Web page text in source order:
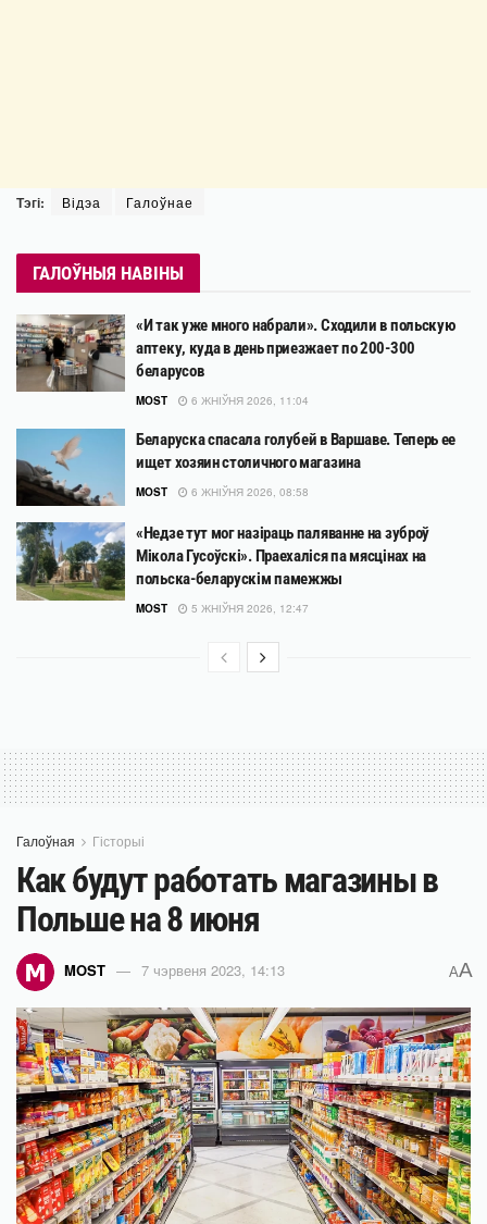
Тэгі: Відэа Галоўнае
ГАЛОЎНЫЯ НАВІНЫ
«И так уже много набрали». Сходили в польскую
аптеку, куда в день приезжает по 200-300
беларусов
MOST 6 ЖНІЎНЯ 2026, 11:04
Беларуска спасала голубей в Варшаве. Теперь ее
ищет хозяин столичного магазина
MOST 6 ЖНІЎНЯ 2026, 08:58
«Недзе тут мог назіраць паляванне на зуброў
Мікола Гусоўскі». Праехаліся па мясцінах на
польска-беларускім памежжы
MOST 5 ЖНІЎНЯ 2026, 12:47
Галоўная Гісторыі
Как будут работать магазины в
Польше на 8 июня
MOST 7 чэрвеня 2023, 14:13 AA